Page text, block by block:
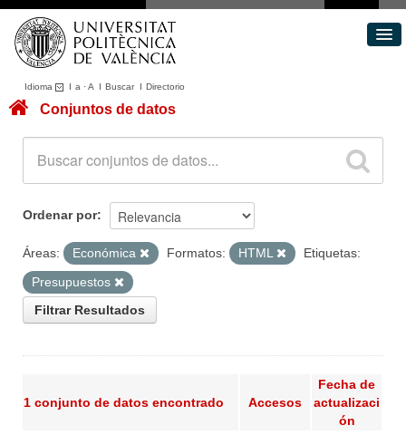
Idioma I a ·A I BuscarI Directorio
Conjuntos de datos
Acerca de
Portal de Transparencia
Conjuntos de datos
Ordenar por
Áreas: Económica Formatos: HTML
Etiquetas:
Presupuestos
Filtrar Resultados
1 conjunto de datos encontrado Accesos
Fecha de
actualizaci
ón